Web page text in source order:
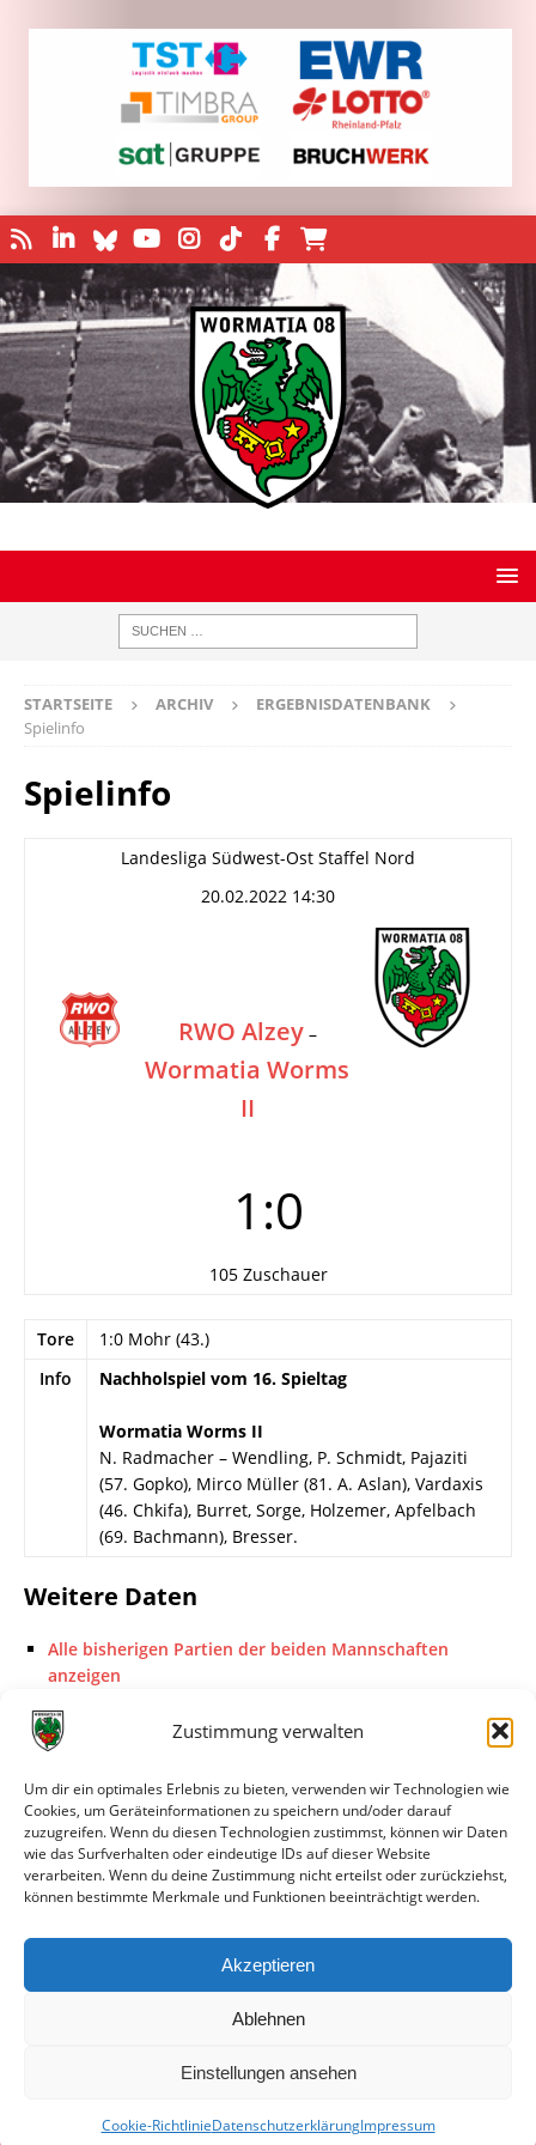
Zustimmung verwalten
Um dir ein optimales Erlebnis zu bieten, verwenden wir Technologien wie
Cookies, um Geräteinformationen zu speichern und/oder darauf
zuzugreifen. Wenn du diesen Technologien zustimmst, können wir Daten
wie das Surfverhalten oder eindeutige IDs auf dieser Website
verarbeiten. Wenn du deine Zustimmung nicht erteilst oder zurückziehst,
können bestimmte Merkmale und Funktionen beeinträchtigt werden.
Akzeptieren
Ablehnen
Einstellungen ansehen
Cookie-RichtlinieDatenschutzerklärungImpressum
STARTSEITE ARCHIV
ERGEBNISDATENBANK
Spielinfo
Spielinfo
Landesliga Südwest-Ost Staffel Nord
20.02.2022 14:30
RWO Alzey –
Wormatia Worms
II
1:0
105 Zuschauer
Tore
1:0 Mohr (43.)
Info
Nachholspiel vom 16. Spieltag
Wormatia Worms II
N. Radmacher – Wendling, P. Schmidt, Pajaziti
(57. Gopko), Mirco Müller (81. A. Aslan), Vardaxis
(46. Chkifa), Burret, Sorge, Holzemer, Apfelbach
(69. Bachmann), Bresser.
Weitere Daten
Alle bisherigen Partien der beiden Mannschaften
anzeigen
Das sagen die Medien zum Spiel
Datum Quelle
Titel
21.02.2022
FuPa.net
RWO: Starke Abwehr, großer
Erfolg
20.02.2022
FuPa.net
Landesliga: Fehlstart für
Am Wartberg geht's endlich
© VfR Wormatia Worms